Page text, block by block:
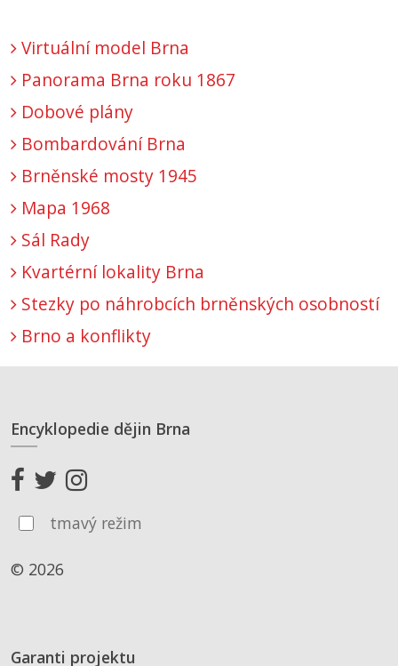
Virtuální model Brna
Panorama Brna roku 1867
Dobové plány
Bombardování Brna
Brněnské mosty 1945
Mapa 1968
Sál Rady
Kvartérní lokality Brna
Stezky po náhrobcích brněnských osobností
Brno a konflikty
Encyklopedie dějin Brna
tmavý režim
© 2026
Garanti projektu